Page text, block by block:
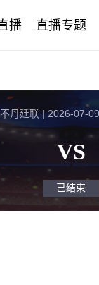
播 直播专题
不丹廷联 | 2026-07-
VS
已结束